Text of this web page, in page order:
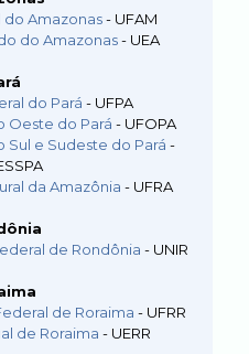
Amazonas- UFAM
do Amazonas - UEA
do Pará - UFPA
Oeste do Pará - UFOPA
Sul e Sudeste do Pará -
da Amazônia - UFRA
de Rondônia - UNIR
de Roraima - UFRR
de Roraima - UERR